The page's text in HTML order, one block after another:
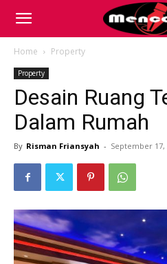
Mencoret
the
Internet
Home Property
Property
Desain Ruang
Dalam Rumah
By Risman Friansyah - September 17,